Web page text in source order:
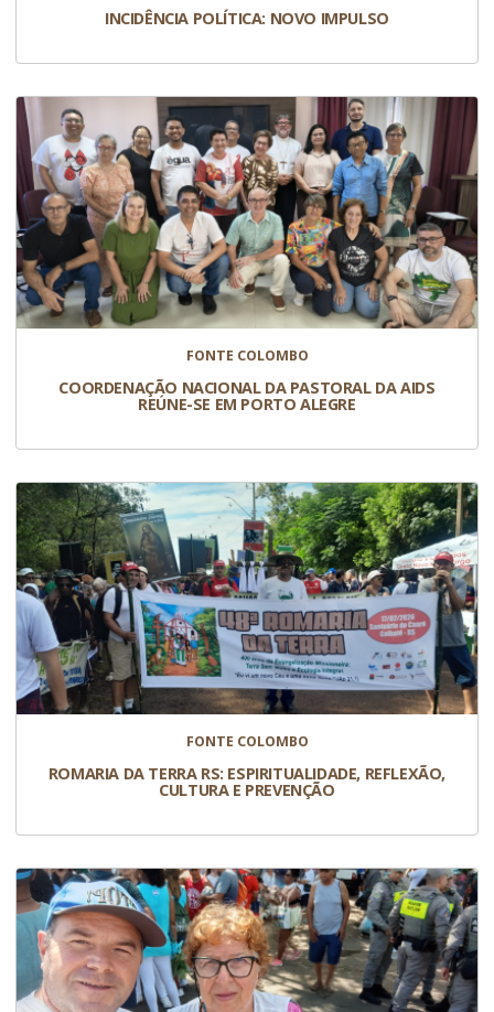
INCIDÊNCIA POLÍTICA: NOVO IMPULSO
FONTE COLOMBO
COORDENAÇÃO NACIONAL DA PASTORAL DA AIDS
REÚNE-SE EM PORTO ALEGRE
FONTE COLOMBO
ROMARIA DA TERRA RS: ESPIRITUALIDADE, REFLEXÃO,
CULTURA E PREVENÇÃO